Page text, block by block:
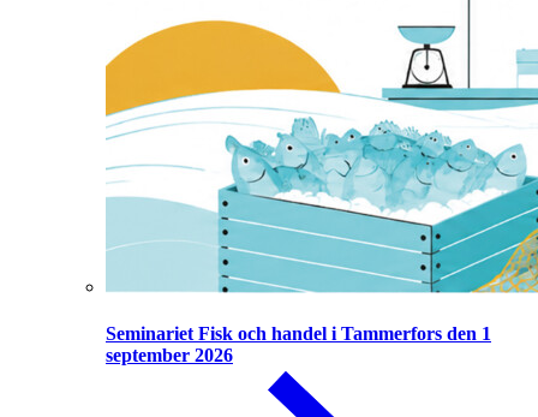
Seminariet Fisk och handel i Tammerfors den 1
september 2026